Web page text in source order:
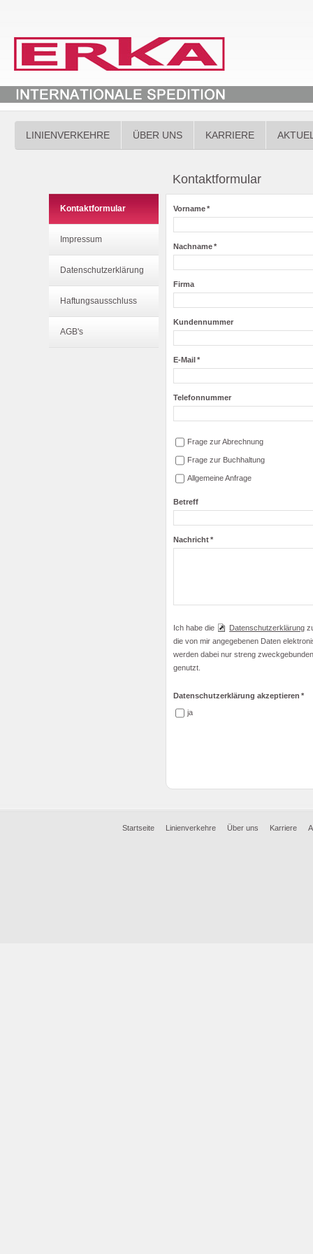
LINIENVERKEHRE ÜBER UNS KARRIERE
Kontaktformular
Kontaktformular
Impressum
Datenschutzerklärung
Haftungsausschluss
AGB's
Vorname*
Nachname*
Firma
Kundennummer
E-Mail*
Telefonnummer
Frage zur Abrechnung
Frage zur Buchhaltung
Allgemeine Anfrage
Betreff
Nachricht*
Ich habe die Datenschutzerklärung
die von mir angegebenen Daten
werden dabei nur streng
genutzt.
Datenschutzerklärung akzeptieren *
ja
Startseite Linienverkehre Über uns Karriere